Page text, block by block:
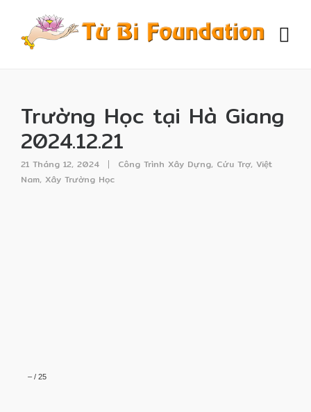
Trường Học tại Hà Giang
2024.12.21
21 Tháng 12, 2024 Công Trình Xây Dựng, Cứu Trợ, Việt
Nam, Xây Trường Học
– / 25